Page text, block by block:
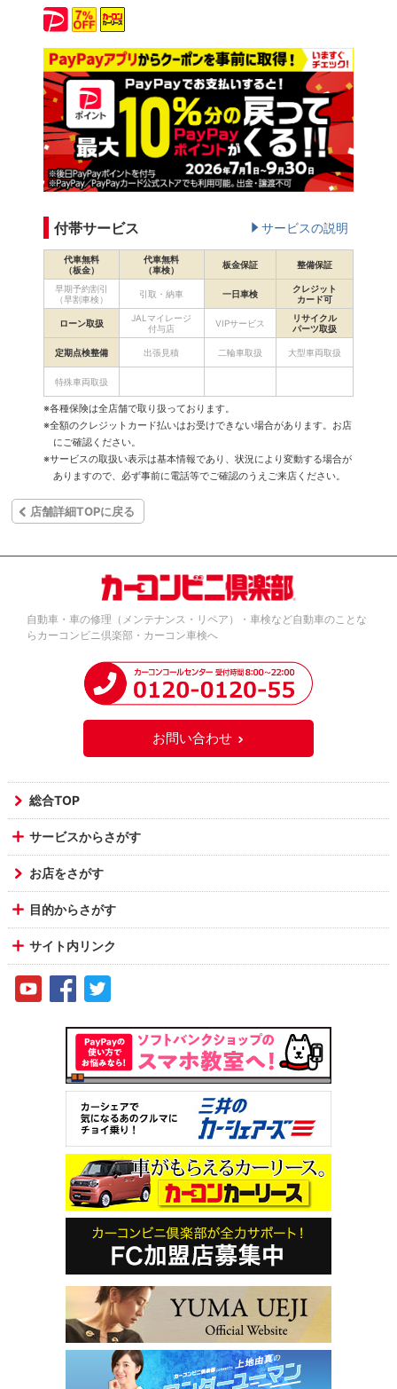
付帯サービス サービスの説明
代車無料
（板金）
代車無料
（車検）
板金保証 整備保証
早期予約割引
（早割車検）
引取・納車 一日車検
クレジット
カード可
ローン取扱
JALマイレージ
付与店
VIPサービス
リサイクル
パーツ取扱
定期点検整備 出張見積 二輪車取扱 大型車両取扱
特殊車両取扱
※各種保険は全店舗で取り扱っております。
※全額のクレジットカード払いはお受けできない場合があります。お店
にご確認ください。
※サービスの取扱い表示は基本情報であり、状況により変動する場合が
ありますので、必ず事前に電話等でご確認のうえご来店ください。
店舗詳細TOPに戻る
自動車・車の修理（メンテナンス・リペア）・車検など自動車のことな
らカーコンビニ倶楽部・カーコン車検へ
お問い合わせ
総合TOP
サービスからさがす
お店をさがす
目的からさがす
サイト内リンク